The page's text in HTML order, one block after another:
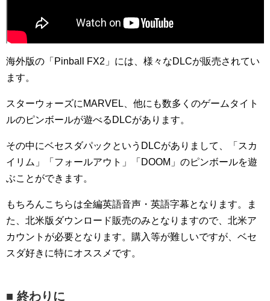
海外版の「Pinball FX2」には、様々なDLCが販売されてい
ます。
スターウォーズにMARVEL、他にも数多くのゲームタイト
ルのピンボールが遊べるDLCがあります。
その中にベセスダパックというDLCがありまして、「スカ
イリム」「フォールアウト」「DOOM」のピンボールを遊
ぶことができます。
もちろんこちらは全編英語音声・英語字幕となります。ま
た、北米版ダウンロード販売のみとなりますので、北米ア
カウントが必要となります。購入等が難しいですが、ベセ
スダ好きに特にオススメです。
■ 終わりに